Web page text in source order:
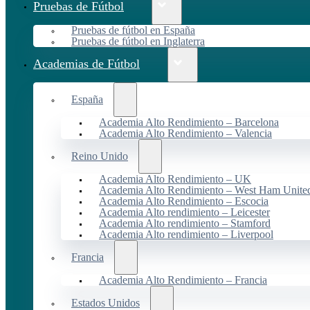
Pruebas de Fútbol
Pruebas de fútbol en España
Pruebas de fútbol en Inglaterra
Academias de Fútbol
España
Academia Alto Rendimiento – Barcelona
Academia Alto Rendimiento – Valencia
Reino Unido
Academia Alto Rendimiento – UK
Academia Alto Rendimiento – West Ham
Academia Alto Rendimiento – Escocia
Academia Alto rendimiento – Leicester
Academia Alto rendimiento – Stamford
Academia Alto rendimiento – Liverpool
Francia
Academia Alto Rendimiento – Francia
Estados Unidos